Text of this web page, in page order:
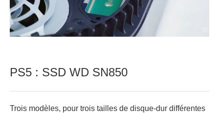
PS5 : SSD WD SN850
Trois modèles, pour trois tailles de disque-dur différentes